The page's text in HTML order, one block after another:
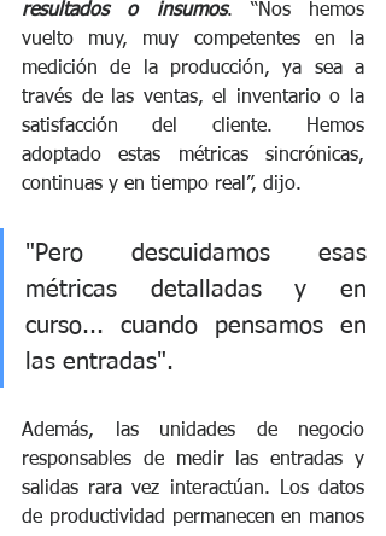
resultados o insumos. “Nos hemos
vuelto muy, muy competentes en la
medición de la producción, ya sea a
través de las ventas, el inventario o la
satisfacción del cliente. Hemos
adoptado estas métricas sincrónicas,
continuas y en tiempo real”, dijo.
"Pero descuidamos esas
métricas detalladas y en
curso... cuando pensamos en
las entradas".
Además, las unidades de negocio
responsables de medir las entradas y
salidas rara vez interactúan. Los datos
de productividad permanecen en manos